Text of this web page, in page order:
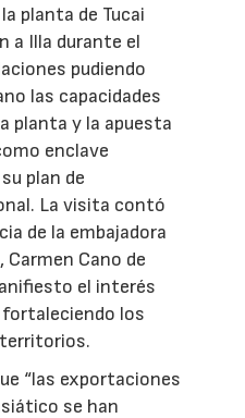
planta de Tucai
a Illa durante el
pudiendo
las capacidades
planta y la apuesta
enclave
plan de
La visita contó
de la embajadora
Carmen Cano de
el interés
los
“las exportaciones
se han